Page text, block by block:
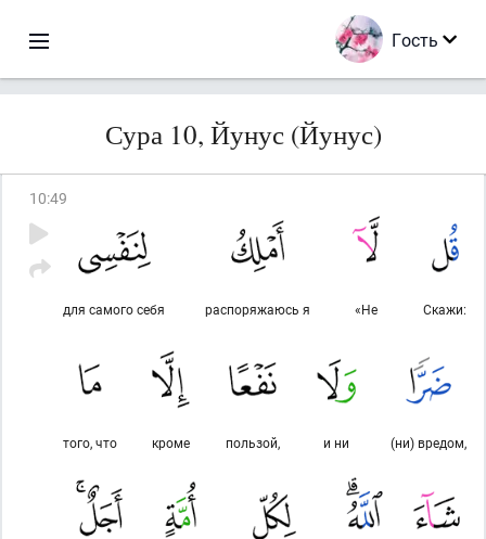
Гость
Сура 10, Йунус (Йунус)
10:49
Скажи:
«Не
распоряжаюсь я
для самого себя
(ни) вредом,
и ни
пользой,
кроме
того, что